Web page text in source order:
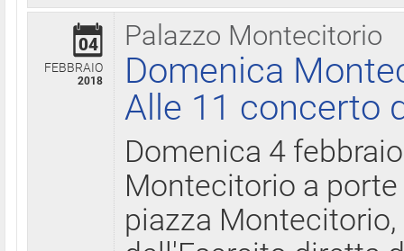
Palazzo Montecitorio
04
FEBBRAIO
2018
Domenica
Alle 11 concerto
Domenica 4
Montecitorio a
piazza